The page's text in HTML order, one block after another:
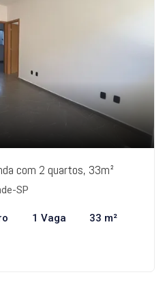
com 2 quartos, 33m²
SP
1 Vaga 33 m²